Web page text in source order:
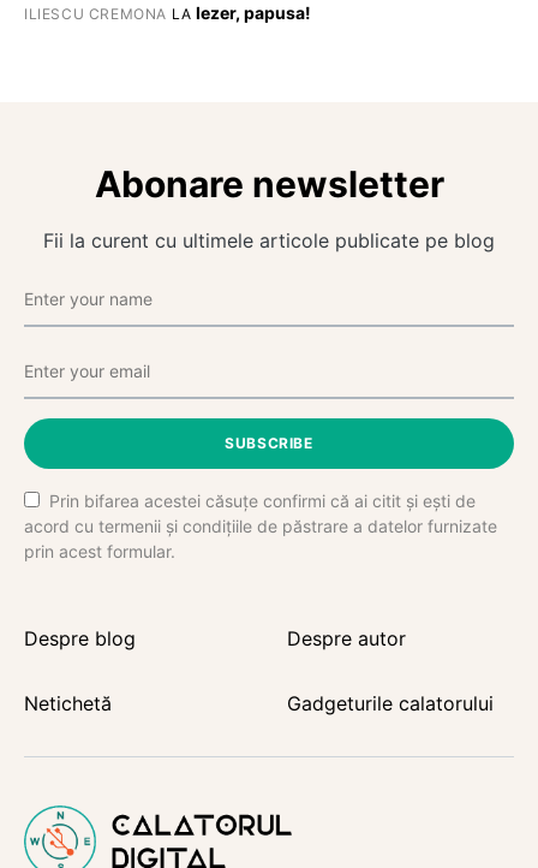
ILIESCU CREMONA LAIezer, papusa!
Abonare newsletter
Fii la curent cu ultimele articole publicate pe blog
SUBSCRIBE
Prin bifarea acestei căsuțe confirmi că ai citit și ești de
acord cu termenii și condițiile de păstrare a datelor furnizate
prin acest formular.
Despre blog Despre autor
Netichetă Gadgeturile calatorului